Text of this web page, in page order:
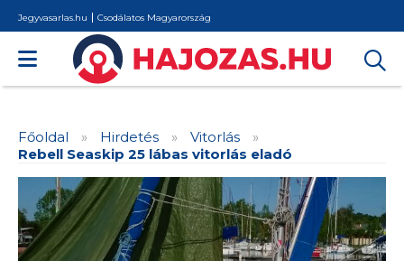
Jegyvasarlas.hu Csodálatos Magyarország
Főoldal » Hirdetés » Vitorlás
»
Rebell Seaskip 25 lábas vitorlás eladó